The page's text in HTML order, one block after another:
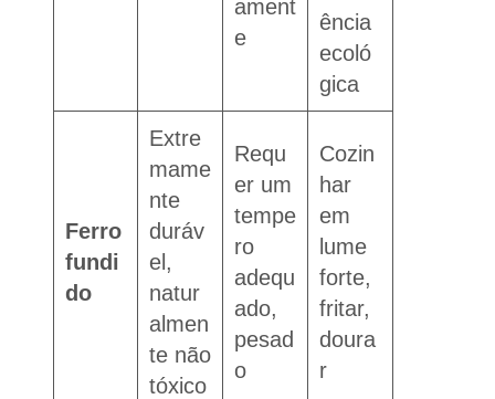
ament
e
ência
ecoló
gica
Ferro
fundi
do
Extre
mame
nte
duráv
el,
natur
almen
te não
tóxico
Requ
er um
tempe
ro
adequ
ado,
pesad
o
Cozin
har
em
lume
forte,
fritar,
doura
r